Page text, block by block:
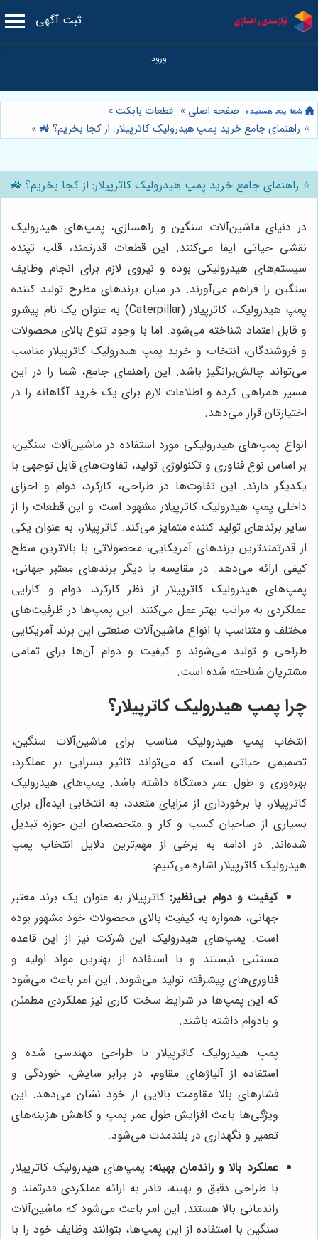
ثبت آگهی
صفحه اصلی » قطعات بابکت»
⭐️ راهنمای جامع خرید پمپ هیدرولیک کاترپیلار: از کجا بخریم؟ 🚜 »
⭐️ راهنمای جامع خرید پمپ هیدرولیک کاترپیلار: از کجا بخریم؟ 🚜
در دنیای ماشین‌آلات سنگین و راهسازی، پمپ‌های هیدرولیک
نقشی حیاتی ایفا می‌کنند. این قطعات قدرتمند، قلب تپنده
سیستم‌های هیدرولیکی بوده و نیروی لازم برای انجام وظایف
سنگین را فراهم می‌آورند. در میان برندهای مطرح تولید کننده
پمپ هیدرولیک، کاترپیلار (Caterpillar) به عنوان یک نام پیشرو
و قابل اعتماد شناخته می‌شود. اما با وجود تنوع بالای محصولات
و فروشندگان، انتخاب و خرید پمپ هیدرولیک کاترپیلار مناسب
می‌تواند چالش‌برانگیز باشد. این راهنمای جامع، شما را در این
مسیر همراهی کرده و اطلاعات لازم برای یک خرید آگاهانه را در
اختیارتان قرار می‌دهد.
انواع پمپ‌های هیدرولیکی مورد استفاده در ماشین‌آلات سنگین،
بر اساس نوع فناوری و تکنولوژی تولید، تفاوت‌های قابل توجهی با
یکدیگر دارند. این تفاوت‌ها در طراحی، کارکرد، دوام و اجزای
داخلی پمپ هیدرولیک کاترپیلار مشهود است و این قطعات را از
سایر برندهای تولید کننده متمایز می‌کند. کاترپیلار، به عنوان یکی
از قدرتمندترین برندهای آمریکایی، محصولاتی با بالاترین سطح
کیفی ارائه می‌دهد. در مقایسه با دیگر برندهای معتبر جهانی،
پمپ‌های هیدرولیک کاترپیلار از نظر کارکرد، دوام و کارایی
عملکردی به مراتب بهتر عمل می‌کنند. این پمپ‌ها در ظرفیت‌های
مختلف و متناسب با انواع ماشین‌آلات صنعتی این برند آمریکایی
طراحی و تولید می‌شوند و کیفیت و دوام آن‌ها برای تمامی
مشتریان شناخته شده است.
چرا پمپ هیدرولیک کاترپیلار؟
انتخاب پمپ هیدرولیک مناسب برای ماشین‌آلات سنگین،
تصمیمی حیاتی است که می‌تواند تاثیر بسزایی بر عملکرد،
بهره‌وری و طول عمر دستگاه داشته باشد. پمپ‌های هیدرولیک
کاترپیلار، با برخورداری از مزایای متعدد، به انتخابی ایده‌آل برای
بسیاری از صاحبان کسب و کار و متخصصان این حوزه تبدیل
شده‌اند. در ادامه به برخی از مهم‌ترین دلایل انتخاب پمپ
هیدرولیک کاترپیلار اشاره می‌کنیم:
کیفیت و دوام بی‌نظیر: کاترپیلار به عنوان یک برند معتبر
جهانی، همواره به کیفیت بالای محصولات خود مشهور بوده
است. پمپ‌های هیدرولیک این شرکت نیز از این قاعده
مستثنی نیستند و با استفاده از بهترین مواد اولیه و
فناوری‌های پیشرفته تولید می‌شوند. این امر باعث می‌شود
که این پمپ‌ها در شرایط سخت کاری نیز عملکردی مطمئن
و بادوام داشته باشند.
پمپ هیدرولیک کاترپیلار با طراحی مهندسی شده و
استفاده از آلیاژهای مقاوم، در برابر سایش، خوردگی و
فشارهای بالا مقاومت بالایی از خود نشان می‌دهد. این
ویژگی‌ها باعث افزایش طول عمر پمپ و کاهش هزینه‌های
تعمیر و نگهداری در بلندمدت می‌شود.
عملکرد بالا و راندمان بهینه: پمپ‌های هیدرولیک کاترپیلار
با طراحی دقیق و بهینه، قادر به ارائه عملکردی قدرتمند و
راندمانی بالا هستند. این امر باعث می‌شود که ماشین‌آلات
سنگین با استفاده از این پمپ‌ها، بتوانند وظایف خود را با